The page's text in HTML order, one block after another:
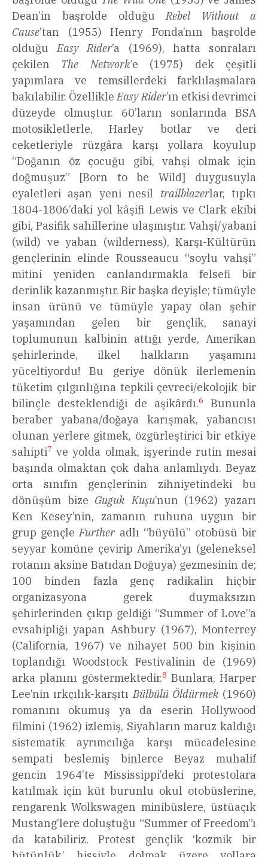
Dean’in başrolde olduğuRebel Without a
Cause’tan (1955) Henry Fonda’nın başrolde
olduğuEasy Rider’a (1969), hatta sonraları
çekilen The Network’e (1975) dek çeşitli
yapımlara ve temsillerdeki farklılaşmalara
bakılabilir. ÖzellikleEasy Rider’ın etkisi devrimci
düzeyde olmuştur. 60’ların sonlarında BSA
motosikletlerle, Harley botlar ve deri
ceketleriyle rüzgâra karşı yollara koyulup
“Doğanın öz çocuğu gibi, vahşi olmak için
doğmuşuz” [Born to be Wild] duygusuyla
eyaletleri aşan yeni nesil trailblazerlar, tıpkı
1804-1806’daki yol kâşifi Lewis ve Clark ekibi
gibi, Pasifik sahillerine ulaşmıştır. Vahşi/yabani
(wild) ve yaban (wilderness), Karşı-Kültürün
gençlerinin elinde Rousseaucu “soylu vahşi”
mitini yeniden canlandırmakla felsefi bir
derinlik kazanmıştır. Bir başka deyişle; tümüyle
insan ürünü ve tümüyle yapay olan şehir
yaşamından gelen bir gençlik, sanayi
toplumunun kalbinin attığı yerde, Amerikan
şehirlerinde, ilkel halkların yaşamını
yüceltiyordu! Bu geriye dönük ilerlemenin
tüketim çılgınlığına tepkili çevreci/ekolojik bir
bilinçle desteklendiği de aşikârdı.6
Bununla
beraber yabana/doğaya karışmak, yabancısı
olunan yerlere gitmek, özgürleştirici bir etkiye
sahipti7 ve yolda olmak, işyerinde rutin mesai
başında olmaktan çok daha anlamlıydı. Beyaz
orta sınıfın gençlerinin zihniyetindeki bu
dönüşüm bize Guguk Kuşu’nun (1962) yazarı
Ken Kesey’nin, zamanın ruhuna uygun bir
grup gençleFurtheradlı “büyülü” otobüsü bir
seyyar komüne çevirip Amerika’yı (geleneksel
rotanın aksine Batıdan Doğuya) gezmesinin de;
100 binden fazla genç radikalin hiçbir
organizasyona gerek duymaksızın
şehirlerinden çıkıp geldiği “Summer of Love”a
evsahipliği yapan Ashbury (1967), Monterrey
(California, 1967) ve nihayet 500 bin kişinin
toplandığı Woodstock Festivalinin de (1969)
arka planını göstermektedir.8 Bunlara, Harper
Lee’nin ırkçılık-karşıtıBülbülü Öldürmek(1960)
romanını okumuş ya da eserin Hollywood
filmini (1962) izlemiş, Siyahların maruz kaldığı
sistematik ayrımcılığa karşı mücadelesine
sempati beslemiş binlerce Beyaz muhalif
gencin 1964’te Mississippi’deki protestolara
katılmak için küt burunlu okul otobüslerine,
rengarenk Wolkswagen minibüslere, üstüaçık
Mustang’lere doluştuğu “Summer of Freedom”ı
da katabiliriz. Protest gençlik ‘kozmik bir